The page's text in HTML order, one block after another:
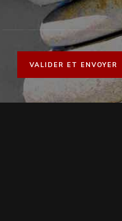
VALIDER ET ENVOYER